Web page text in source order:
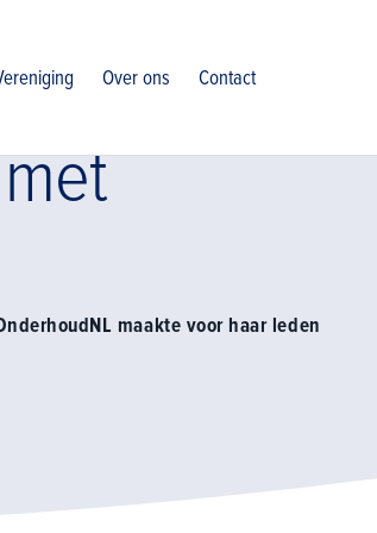
Over ons Contact
maakte voor haar leden